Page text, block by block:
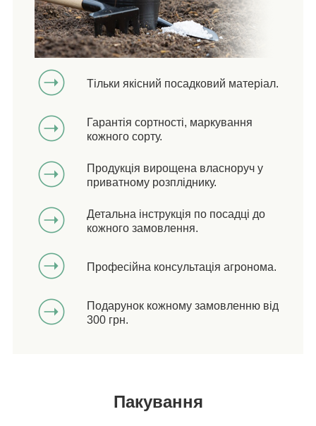
Тільки якісний посадковий матеріал.
Гарантія сортності, маркування
кожного сорту.
Продукція вирощена власноруч у
приватному розпліднику.
Детальна інструкція по посадці до
кожного замовлення.
Професійна консультація агронома.
Подарунок кожному замовленню від
300 грн.
Пакування